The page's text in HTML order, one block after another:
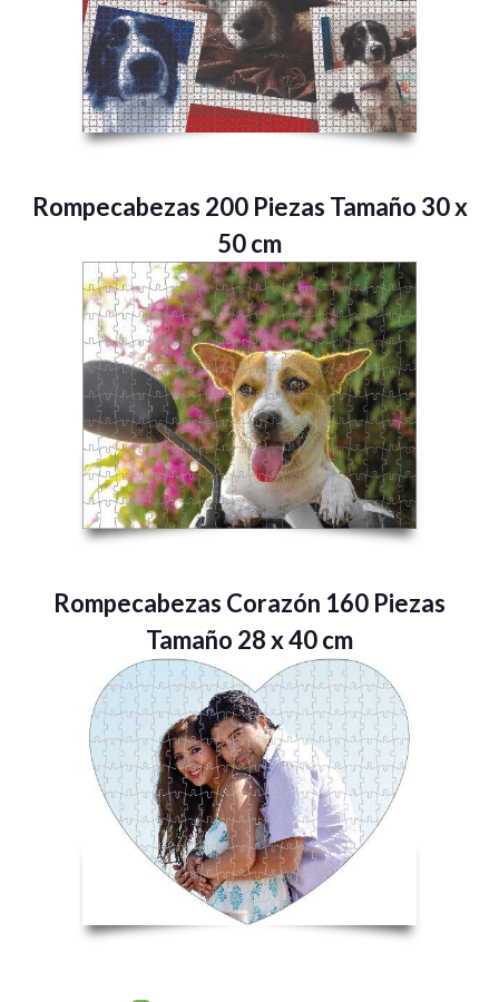
Rompecabezas 200 Piezas Tamaño 30 x
50 cm
Rompecabezas Corazón 160 Piezas
Tamaño 28 x 40 cm